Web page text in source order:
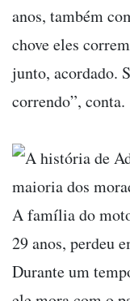
anos, também
chove eles
junto, acordado.
correndo”, conta.
A história de
maioria dos
A família do
29 anos, perdeu
Durante um